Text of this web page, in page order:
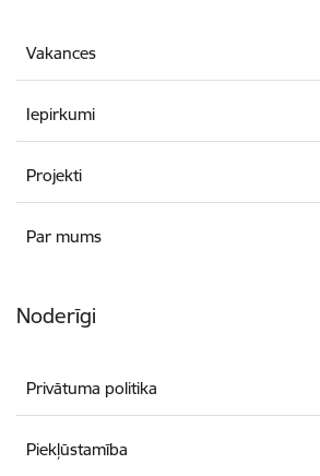
Vakances
Iepirkumi
Projekti
Par mums
Noderīgi
Privātuma politika
Piekļūstamība